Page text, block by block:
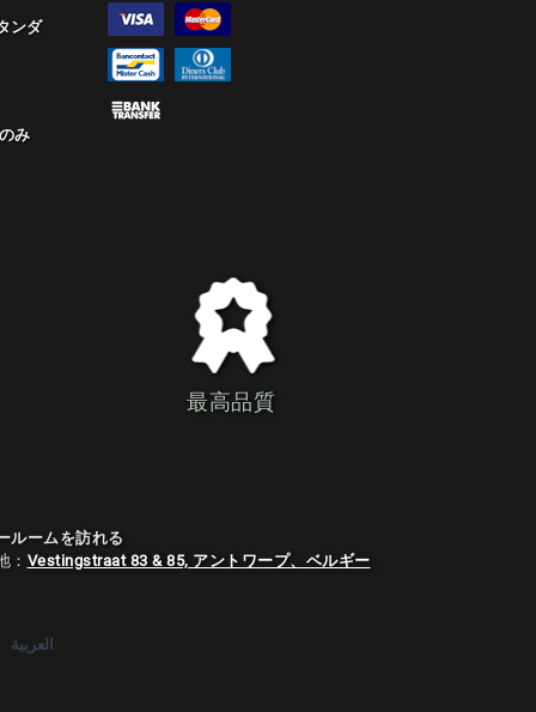
ンダ
み
最高品質
ルームを訪れる
： Vestingstraat 83 & 85, アントワープ、ベルギー
العربية